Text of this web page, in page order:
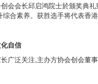
会会长邱启鸿院士於颁奖典
合素养。获胜选手将代表香
自信
广泛关注,主办方协会创会董